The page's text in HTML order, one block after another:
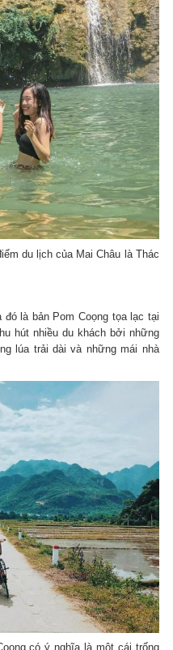
du lịch của Mai Châu là Thác
đó là bản Pom Coọng tọa lạc tại
hút nhiều du khách bởi những
lúa trải dài và những mái nhà
có ý nghĩa là một cái trống